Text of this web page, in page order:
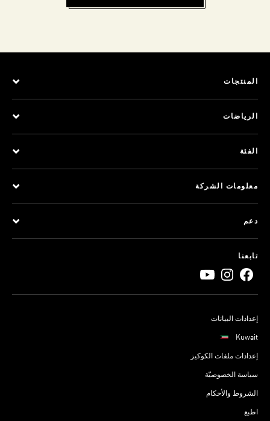
المنتجات
الرياضات
الفئة
معلومات الشركة
دعم
تابعنا
إعدادات البيانات
Kuwait
إعدادات ملفات الكوكيز
سياسة الخصوصيّة
الشروط والأحكام
اطبع